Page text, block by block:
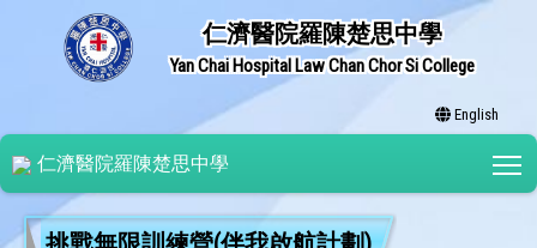
仁濟醫院羅陳楚思中學
Yan Chai Hospital Law Chan Chor Si College
English
仁濟醫院羅陳楚思中學